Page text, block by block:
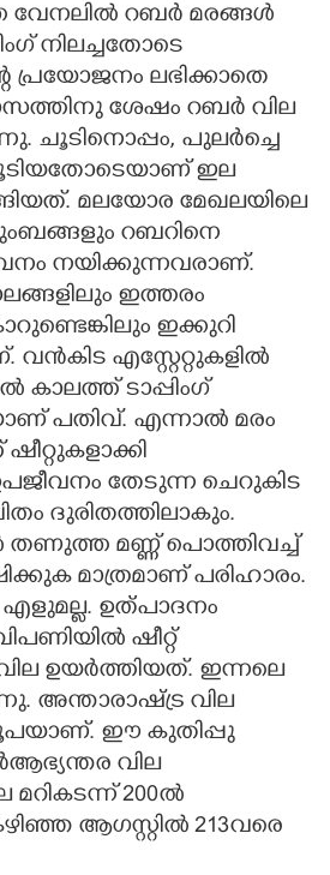
വേനലിൽ റബർ മരങ്ങൾ
നിലച്ചതോടെ
പ്രയോജനം ലഭിക്കാതെ
ശേഷം റബർ വില
ചൂടിനൊപ്പം, പുലർച്ചെ
ഇല
മലയോര മേഖലയിലെ
റബറിനെ
നയിക്കുന്നവരാണ്.
ഇത്തരം
ഇക്കുറി
വൻകിട എസ്റ്റേറ്റുകളിൽ
ടാപ്പിംഗ്
പതിവ്. എന്നാൽ മരം
തേടുന്ന ചെറുകിട
ദുരിതത്തിലാകും.
തണുത്ത മണ്ണ് പൊത്തിവച്ച്
മാത്രമാണ് പരിഹാരം.
ഉത്പാദനം
ഷീറ്റ്
ഉയർത്തിയത്. ഇന്നലെ
അന്താരാഷ്ട്ര വില
രൂപയാണ്. ഈ കുതിപ്പു
വില
മറികടന്ന് 200ൽ
ആഗസ്റ്റിൽ 213വരെ